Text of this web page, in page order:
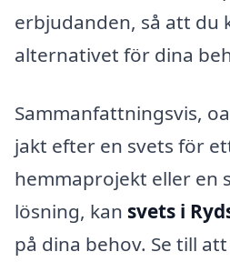
erbjudanden, så att du
alternativet för dina
Sammanfattningsvis,
jakt efter en svets för
hemmaprojekt eller en
lösning, kan svets i
på dina behov. Se till